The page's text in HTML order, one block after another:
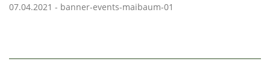
07.04.2021 - banner-events-maibaum-01